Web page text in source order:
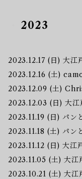
2023
2023.12.17 (日) 大江
2023.12.16 (土)
2023.12.09 (土)
2023.12.03 (日) 大江
2023.11.19 (日) パン
2023.11.18 (土) パン
2023.11.12 (日) 大江
2023.11.05 (土) 大江
2023.10.21 (土) 大江